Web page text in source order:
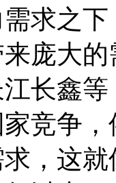
求之
庞大
长鑫
竞争
，这